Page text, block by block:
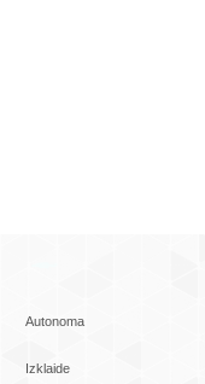
Autonoma
Izklaide